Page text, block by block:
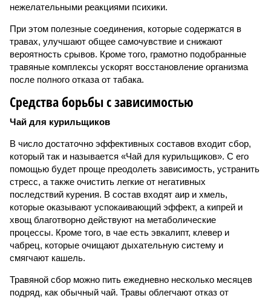
нежелательными реакциями психики.
При этом полезные соединения, которые содержатся в
травах, улучшают общее самочувствие и снижают
вероятность срывов. Кроме того, грамотно подобранные
травяные комплексы ускорят восстановление организма
после полного отказа от табака.
Средства борьбы с зависимостью
Чай для курильщиков
В число достаточно эффективных составов входит сбор,
который так и называется «Чай для курильщиков». С его
помощью будет проще преодолеть зависимость, устранить
стресс, а также очистить легкие от негативных
последствий курения. В состав входят аир и хмель,
которые оказывают успокаивающий эффект, а кипрей и
хвощ благотворно действуют на метаболические
процессы. Кроме того, в чае есть эвкалипт, клевер и
чабрец, которые очищают дыхательную систему и
смягчают кашель.
Травяной сбор можно пить ежедневно несколько месяцев
подряд, как обычный чай. Травы облегчают отказ от